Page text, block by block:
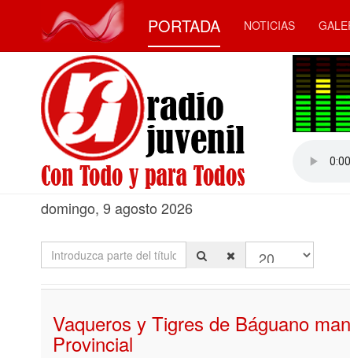
PORTADA NOTICIAS
domingo, 9 agosto 2026
Introduzca parte del título Cantidad a
Vaqueros y Tigres de Báguano
Provincial